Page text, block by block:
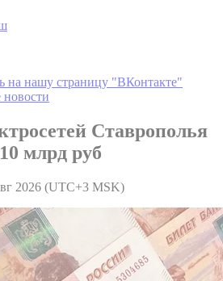
на нашу страницу "ВКонтакте"
новости
Ставрополья
млрд руб
2026 (UTC+3 MSK)